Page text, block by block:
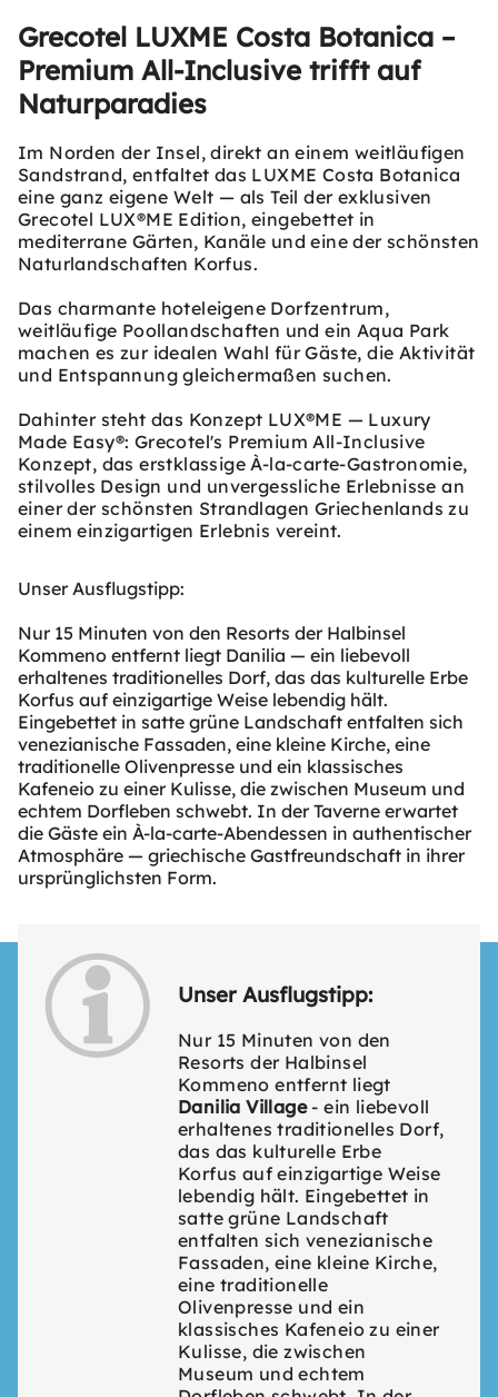
Grecotel LUXME Costa Botanica –
Premium All-Inclusive trifft auf
Naturparadies
Im Norden der Insel, direkt an einem weitläufigen
Sandstrand, entfaltet das LUXME Costa Botanica
eine ganz eigene Welt — als Teil der exklusiven
Grecotel LUX®ME Edition, eingebettet in
mediterrane Gärten, Kanäle und eine der schönsten
Naturlandschaften Korfus.
Das charmante hoteleigene Dorfzentrum,
weitläufige Poollandschaften und ein Aqua Park
machen es zur idealen Wahl für Gäste, die Aktivität
und Entspannung gleichermaßen suchen.
Dahinter steht das Konzept LUX®ME — Luxury
Made Easy®: Grecotel's Premium All-Inclusive
Konzept, das erstklassige À-la-carte-Gastronomie,
stilvolles Design und unvergessliche Erlebnisse an
einer der schönsten Strandlagen Griechenlands zu
einem einzigartigen Erlebnis vereint.
Unser Ausflugstipp:
Nur 15 Minuten von den Resorts der Halbinsel
Kommeno entfernt liegt Danilia — ein liebevoll
erhaltenes traditionelles Dorf, das das kulturelle Erbe
Korfus auf einzigartige Weise lebendig hält.
Eingebettet in satte grüne Landschaft entfalten sich
venezianische Fassaden, eine kleine Kirche, eine
traditionelle Olivenpresse und ein klassisches
Kafeneio zu einer Kulisse, die zwischen Museum und
echtem Dorfleben schwebt. In der Taverne erwartet
die Gäste ein À-la-carte-Abendessen in authentischer
Atmosphäre — griechische Gastfreundschaft in ihrer
ursprünglichsten Form.
Unser Ausflugstipp:
Nur 15 Minuten von den
Resorts der Halbinsel
Kommeno entfernt liegt
Danilia Village- ein liebevoll
erhaltenes traditionelles Dorf,
das das kulturelle Erbe
Korfus auf einzigartige Weise
lebendig hält. Eingebettet in
satte grüne Landschaft
entfalten sich venezianische
Fassaden, eine kleine Kirche,
eine traditionelle
Olivenpresse und ein
klassisches Kafeneio zu einer
Kulisse, die zwischen
Museum und echtem